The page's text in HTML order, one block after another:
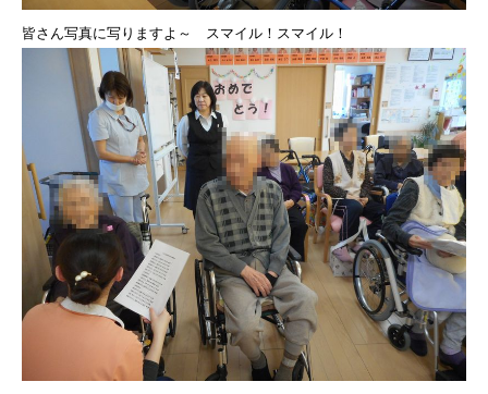
皆さん写真に写りますよ～ スマイル！スマイル！